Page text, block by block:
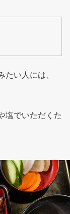
い人には、
塩でいただくた